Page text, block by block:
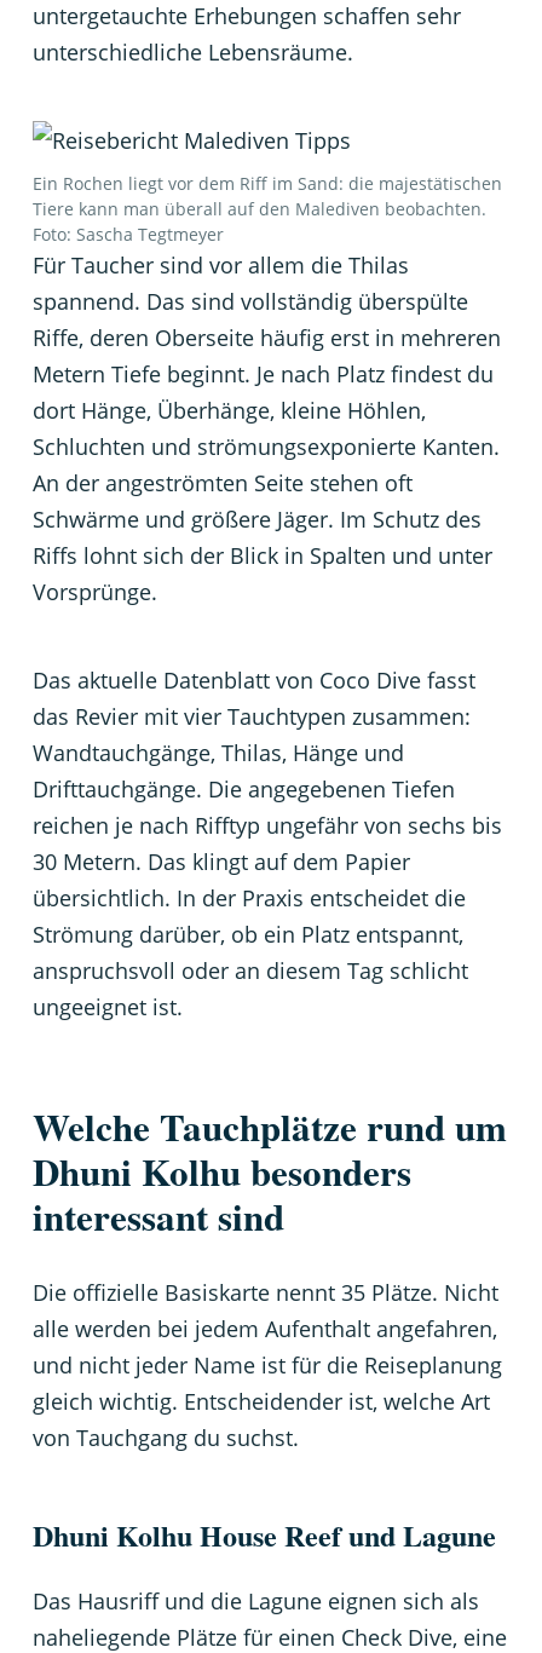
untergetauchte Erhebungen schaffen sehr
unterschiedliche Lebensräume.
Ein Rochen liegt vor dem Riff im Sand: die majestätischen
Tiere kann man überall auf den Malediven beobachten.
Foto: Sascha Tegtmeyer
Für Taucher sind vor allem die Thilas
spannend. Das sind vollständig überspülte
Riffe, deren Oberseite häufig erst in mehreren
Metern Tiefe beginnt. Je nach Platz findest du
dort Hänge, Überhänge, kleine Höhlen,
Schluchten und strömungsexponierte Kanten.
An der angeströmten Seite stehen oft
Schwärme und größere Jäger. Im Schutz des
Riffs lohnt sich der Blick in Spalten und unter
Vorsprünge.
Das aktuelle Datenblatt von Coco Dive fasst
das Revier mit vier Tauchtypen zusammen:
Wandtauchgänge, Thilas, Hänge und
Drifttauchgänge. Die angegebenen Tiefen
reichen je nach Rifftyp ungefähr von sechs bis
30 Metern. Das klingt auf dem Papier
übersichtlich. In der Praxis entscheidet die
Strömung darüber, ob ein Platz entspannt,
anspruchsvoll oder an diesem Tag schlicht
ungeeignet ist.
Welche Tauchplätze rund um
Dhuni Kolhu besonders
interessant sind
Die offizielle Basiskarte nennt 35 Plätze. Nicht
alle werden bei jedem Aufenthalt angefahren,
und nicht jeder Name ist für die Reiseplanung
gleich wichtig. Entscheidender ist, welche Art
von Tauchgang du suchst.
Dhuni Kolhu House Reef und Lagune
Das Hausriff und die Lagune eignen sich als
naheliegende Plätze für einen Check Dive, eine